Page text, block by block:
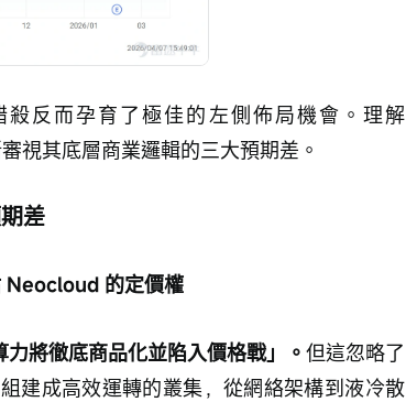
反而孕育了極佳的左側佈局機會。理解
視其底層商業邏輯的三大預期差。
差
Neocloud 的定價權
將徹底商品化並陷入價格戰」。 但這忽略了
建成高效運轉的叢集，從網絡架構到液冷散